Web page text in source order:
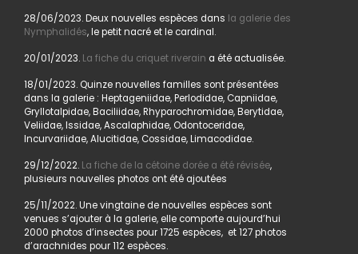
28/06/2023. Deux nouvelles espèces dans la galerie des
Nymphalidés, le petit nacré et le cardinal.
20/01/2023. La fiche du criquet riverain a été actualisée.
18/01/2023. Quinze nouvelles familles sont présentées
dans la galerie : Heptageniidae, Perlodidae, Capniidae,
Gryllotalpidae, Baciliidae, Rhyparochromidae, Berytidae,
Veliidae, Issidae, Ascalaphidae, Odontoceridae,
Incurvariidae, Alucitidae, Cossidae, Limacodidae.
29/12/2022. La fiche de la cétoine dorée a été révisée,
plusieurs nouvelles photos ont été ajoutées
25/11/2022. Une vingtaine de nouvelles espèces sont
venues s’ajouter à la galerie, elle comporte aujourd’hui
2000 photos d’insectes pour 1725 espèces, et 127 photos
d’arachnides pour 112 espèces.